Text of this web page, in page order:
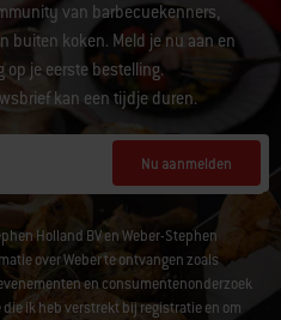
van barbecuekenners,
buiten koken. Meld je nu aan en
op je eerste bestelling.
kan een tijdje duren.
Nu aanmelden
Holland BV en Weber-Stephen
over Weber te ontvangen zoals
en consumentenonderzoek
ik heb verstrekt bij registratie en om